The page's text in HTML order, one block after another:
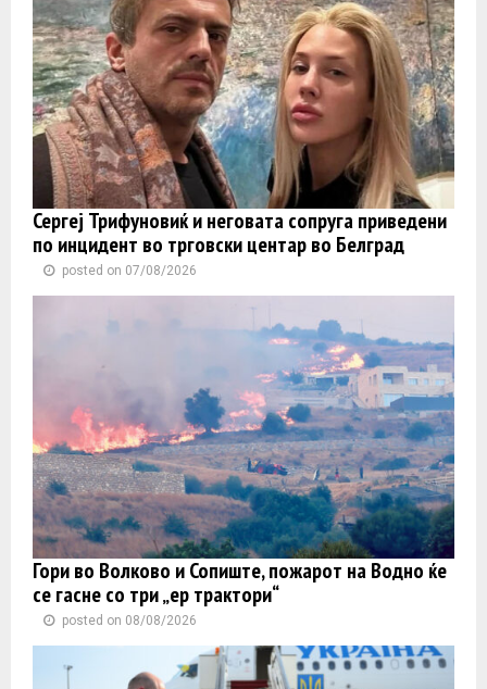
Сергеј Трифуновиќ и неговата сопруга приведени
по инцидент во трговски центар во Белград
posted on 07/08/2026
Гори во Волково и Сопиште, пожарот на Водно ќе
се гасне со три „ер трактори“
posted on 08/08/2026